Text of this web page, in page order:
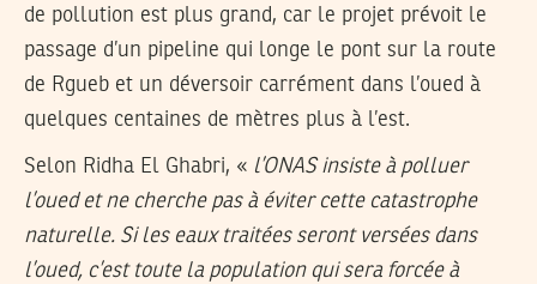
de pollution est plus grand, car le projet prévoit le
passage d’un pipeline qui longe le pont sur la route
de Rgueb et un déversoir carrément dans l’oued à
quelques centaines de mètres plus à l’est.
Selon Ridha El Ghabri, « l’ONAS insiste à polluer
l’oued et ne cherche pas à éviter cette catastrophe
naturelle. Si les eaux traitées seront versées dans
l’oued, c’est toute la population qui sera forcée à